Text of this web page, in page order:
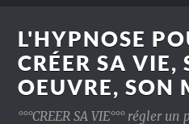
L'HYPNOSE
CRÉER SA VIE,
OEUVRE, SON
°°°CREER SA VIE°°° régler